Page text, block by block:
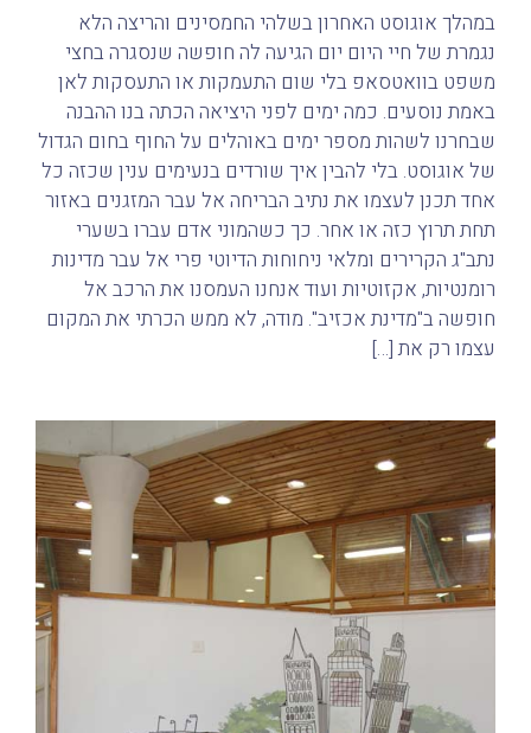
במהלך אוגוסט האחרון בשלהי החמסינים והריצה הלא
נגמרת של חיי היום יום הגיעה לה חופשה שנסגרה בחצי
משפט בוואטסאפ בלי שום התעמקות או התעסקות לאן
באמת נוסעים. כמה ימים לפני היציאה הכתה בנו ההבנה
שבחרנו לשהות מספר ימים באוהלים על החוף בחום הגדול
של אוגוסט. בלי להבין איך שורדים בנעימים ענין שכזה כל
אחד תכנן לעצמו את נתיב הבריחה אל עבר המזגנים באזור
תחת תרוץ כזה או אחר. כך כשהמוני אדם עברו בשערי
נתב"ג הקרירים ומלאי ניחוחות הדיוטי פרי אל עבר מדינות
רומנטיות, אקזוטיות ועוד אנחנו העמסנו את הרכב אל
חופשה ב"מדינת אכזיב". מודה, לא ממש הכרתי את המקום
עצמו רק את […]